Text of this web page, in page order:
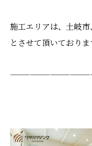
施工エリアは、土岐
とさせて頂いており